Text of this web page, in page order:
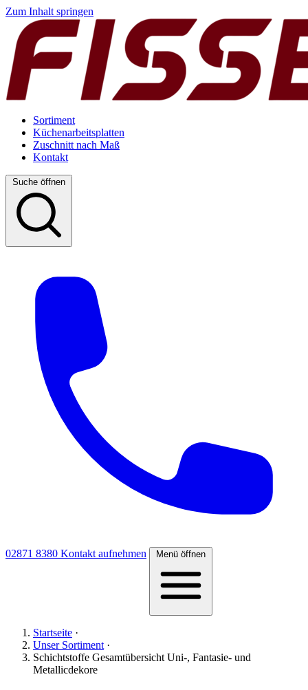
Zum Inhalt springen
Sortiment
Küchenarbeitsplatten
Zuschnitt nach Maß
Kontakt
Suche öffnen
02871 8380 Kontakt aufnehmen Menü öffnen
Startseite ·
Unser Sortiment ·
Schichtstoffe Gesamtübersicht Uni-, Fantasie- und
Metallicdekore